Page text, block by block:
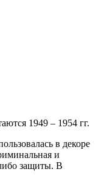
1949 – 1954 гг.
в декоре
и
защиты. В